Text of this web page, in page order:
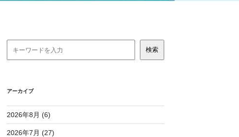
アーカイブ
2026年8月 (6)
2026年7月 (27)